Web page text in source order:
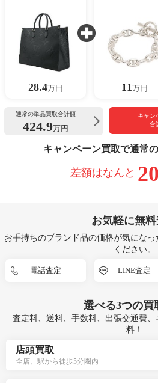
28.4万円 11万円
通常の単品買取合計額
424.9万円
キャン
合
キャンペーン買取で通常
差額はなんと
お気軽に無
お手持ちのブランド品の価格が気にな
ください。
電話査定 LINE査定
選べる3つの買
査定料、送料、手数料、出張交通費
料！
店頭買取
全店、駅から徒歩5分圏内